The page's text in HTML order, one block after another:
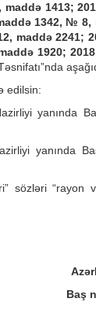
1413;
1342, № 8,
maddə 2241;
1920;
edilsin:
yanında
yanında
sözləri “rayon
Baş naziri